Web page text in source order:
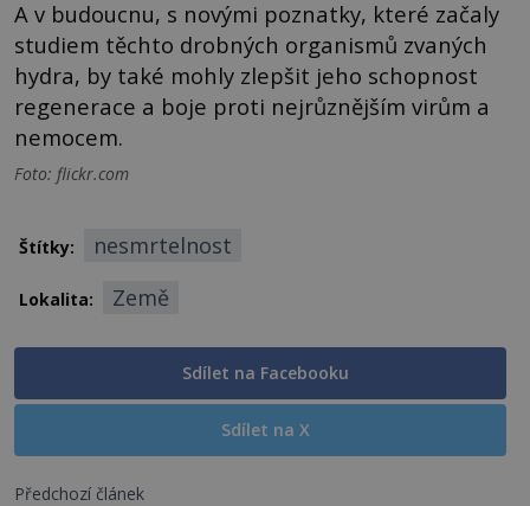
A v budoucnu, s novými poznatky, které začaly
studiem těchto drobných organismů zvaných
hydra, by také mohly zlepšit jeho schopnost
regenerace a boje proti nejrůznějším virům a
nemocem.
Foto: flickr.com
Štítky: nesmrtelnost
Lokalita: Země
Sdílet na Facebooku
Sdílet na X
Předchozí článek